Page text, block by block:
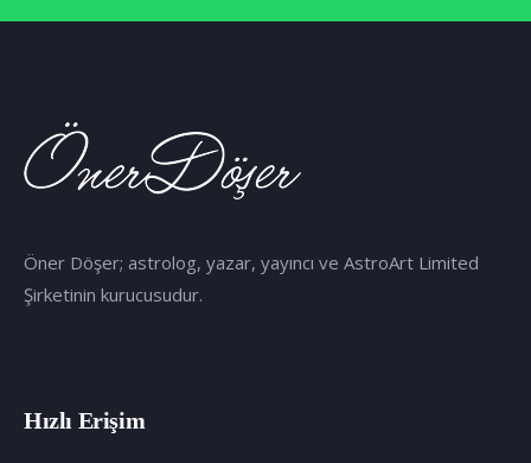
Öner Döşer; astrolog, yazar, yayıncı ve AstroArt Limited
Şirketinin kurucusudur.
Hızlı Erişim